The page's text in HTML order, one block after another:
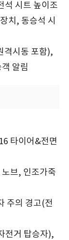
석 시트 높이조
치, 동승석 시
격시동 포함),
알림
타이어&전면
브, 인조가죽
주의 경고(전
전거 탑승자),